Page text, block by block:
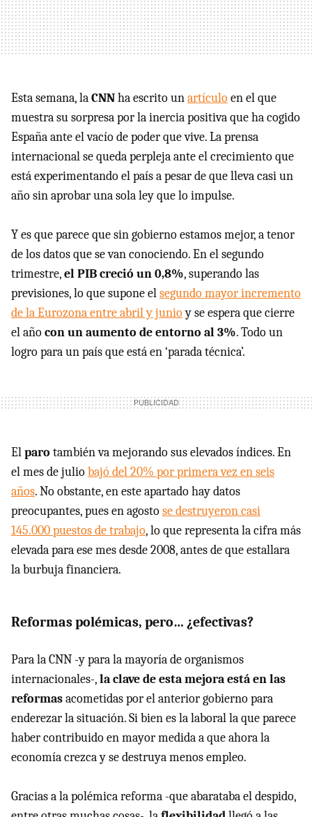
Esta semana, laCNNha escrito unartículoen el que
muestra su sorpresa por la inercia positiva que ha cogido
España ante el vacío de poder que vive. La prensa
internacional se queda perpleja ante el crecimiento que
está experimentando el país a pesar de que lleva casi un
año sin aprobar una sola ley que lo impulse.
Y es que parece que sin gobierno estamos mejor, a tenor
de los datos que se van conociendo. En el segundo
trimestre,el PIB creció un 0,8%, superando las
previsiones, lo que supone elsegundo mayor incremento
de la Eurozona entre abril y junioy se espera que cierre
el añocon un aumento de entorno al 3%. Todo un
logro para un país que está en ‘parada técnica’.
Elparo también va mejorando sus elevados índices. En
el mes de juliobajó del 20% por primera vez en seis
años. No obstante, en este apartado hay datos
preocupantes, pues en agostose destruyeron casi
145.000 puestos de trabajo, lo que representa la cifra más
elevada para ese mes desde 2008, antes de que estallara
la burbuja financiera.
Reformas polémicas, pero… ¿efectivas?
Para la CNN -y para la mayoría de organismos
internacionales-,la clave de esta mejora está en las
reformasacometidas por el anterior gobierno para
enderezar la situación. Si bien es la laboral la que parece
haber contribuido en mayor medida a que ahora la
economía crezca y se destruya menos empleo.
Gracias a la polémica reforma -que abarataba el despido,